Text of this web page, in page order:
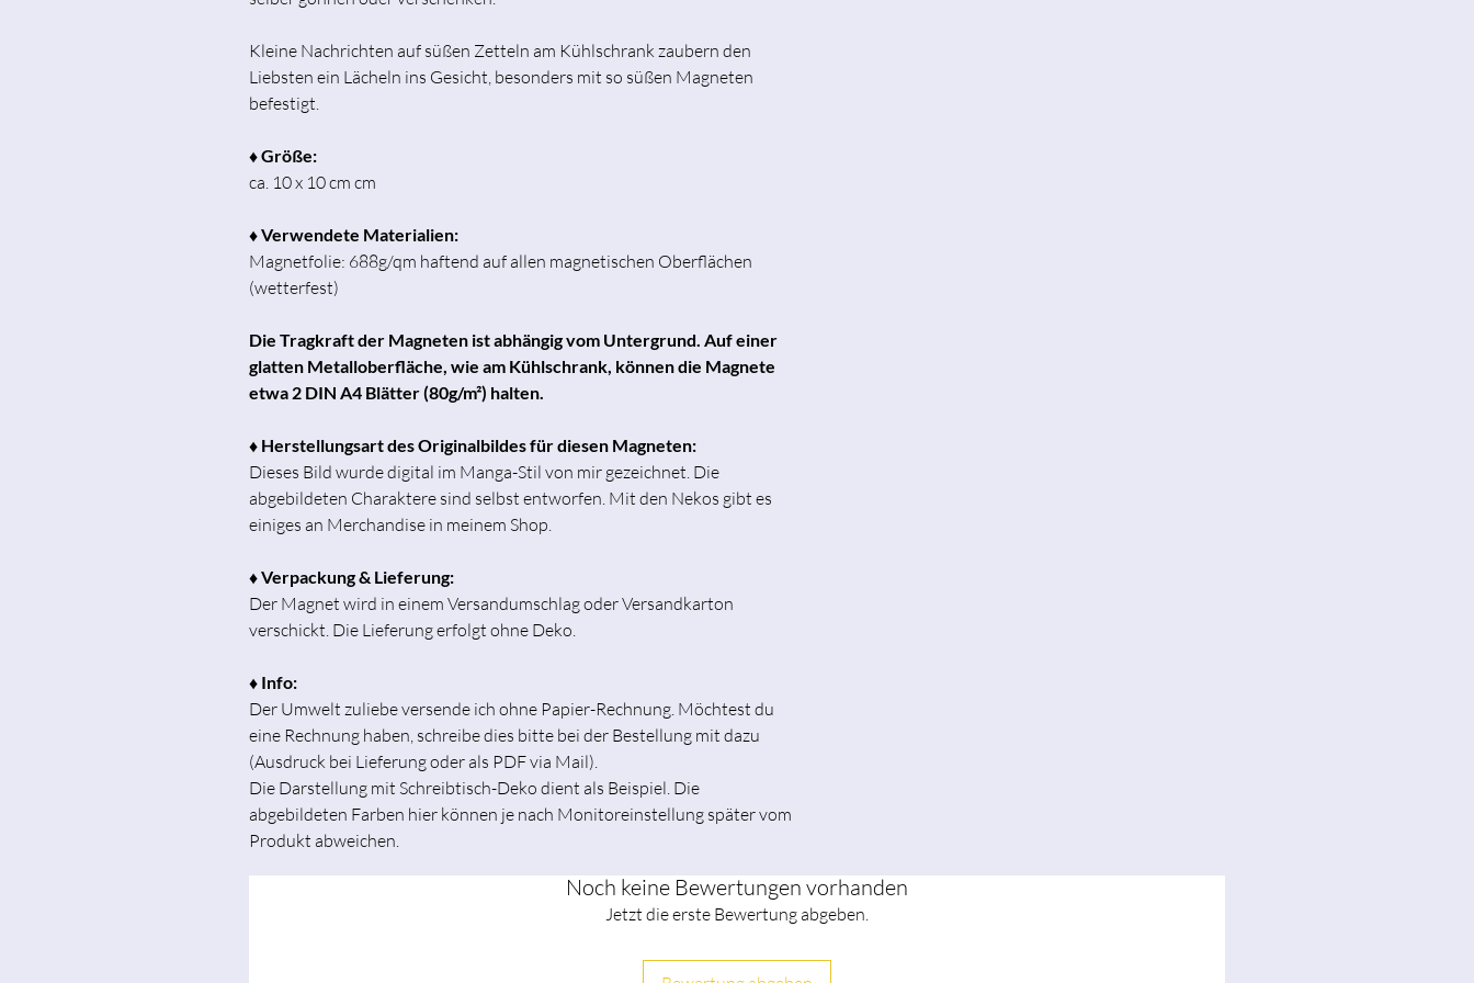
Kleine Nachrichten auf süßen Zetteln am Kühlschrank zaubern den
Liebsten ein Lächeln ins Gesicht, besonders mit so süßen Magneten
befestigt.
♦ Größe:
ca. 10 x 10 cm cm
♦ Verwendete Materialien:
Magnetfolie: 688g/qm haftend auf allen magnetischen Oberflächen
(wetterfest)
Die Tragkraft der Magneten ist abhängig vom Untergrund. Auf einer
glatten Metalloberfläche, wie am Kühlschrank, können die Magnete
etwa 2 DIN A4 Blätter (80g/m²) halten.
♦ Herstellungsart des Originalbildes für diesen Magneten:
Dieses Bild wurde digital im Manga-Stil von mir gezeichnet. Die
abgebildeten Charaktere sind selbst entworfen. Mit den Nekos gibt es
einiges an Merchandise in meinem Shop.
♦ Verpackung & Lieferung:
Der Magnet wird in einem Versandumschlag oder Versandkarton
verschickt. Die Lieferung erfolgt ohne Deko.
♦ Info:
Der Umwelt zuliebe versende ich ohne Papier-Rechnung. Möchtest du
eine Rechnung haben, schreibe dies bitte bei der Bestellung mit dazu
(Ausdruck bei Lieferung oder als PDF via Mail).
Die Darstellung mit Schreibtisch-Deko dient als Beispiel. Die
abgebildeten Farben hier können je nach Monitoreinstellung später vom
Produkt abweichen.
Noch keine Bewertungen vorhanden
Jetzt die erste Bewertung abgeben.